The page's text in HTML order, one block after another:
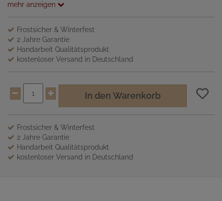
mehr anzeigen
Frostsicher & Winterfest
2 Jahre Garantie
Handarbeit Qualitätsprodukt
kostenloser Versand in Deutschland
In den Warenkorb
Frostsicher & Winterfest
2 Jahre Garantie
Handarbeit Qualitätsprodukt
kostenloser Versand in Deutschland